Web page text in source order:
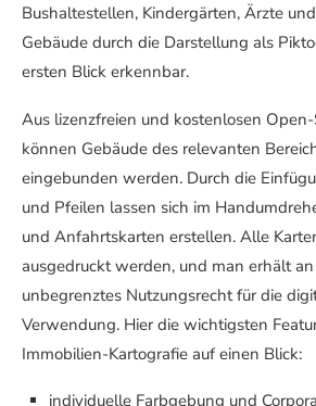
Bushaltestellen, Kindergärten, Ärzte
Gebäude durch die Darstellung als
ersten Blick erkennbar.
Aus lizenzfreien und kostenlosen
können Gebäude des relevanten
eingebunden werden. Durch die
und Pfeilen lassen sich im
und Anfahrtskarten erstellen. Alle
ausgedruckt werden, und man erhält
unbegrenztes Nutzungsrecht für die
Verwendung. Hier die wichtigsten
Immobilien-Kartografie auf einen Blick:
individuelle Farbgebung und